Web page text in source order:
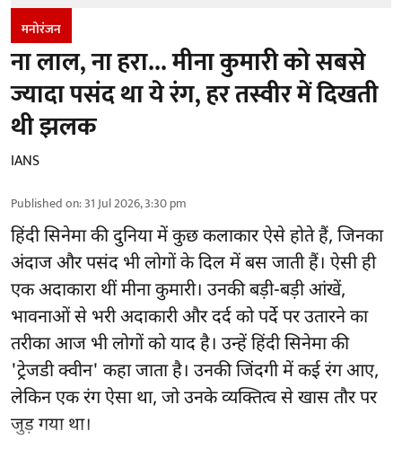
मनोरंजन
ना लाल, ना हरा... मीना कुमारी को सबसे
ज्यादा पसंद था ये रंग, हर तस्वीर में दिखती
थी झलक
IANS
Published on:31 Jul 2026, 3:30 pm
हिंदी सिनेमा की दुनिया में कुछ कलाकार ऐसे होते हैं, जिनका
अंदाज और पसंद भी लोगों के दिल में बस जाती हैं। ऐसी ही
एक अदाकारा थीं मीना कुमारी। उनकी बड़ी-बड़ी आंखें,
भावनाओं से भरी अदाकारी और दर्द को पर्दे पर उतारने का
तरीका आज भी लोगों को याद है। उन्हें हिंदी सिनेमा की
'ट्रेजडी क्वीन' कहा जाता है। उनकी जिंदगी में कई रंग आए,
लेकिन एक रंग ऐसा था, जो उनके व्यक्तित्व से खास तौर पर
जुड़ गया था।